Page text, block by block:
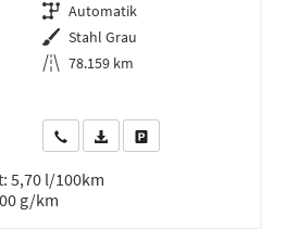
Getriebe Automatik
Außenfarbe Stahl Grau
Kilometerstand 78.159 km
Wir rufen Sie anPDF-Datei, Fahrzeugexposé
5,70 l/100km
g/km